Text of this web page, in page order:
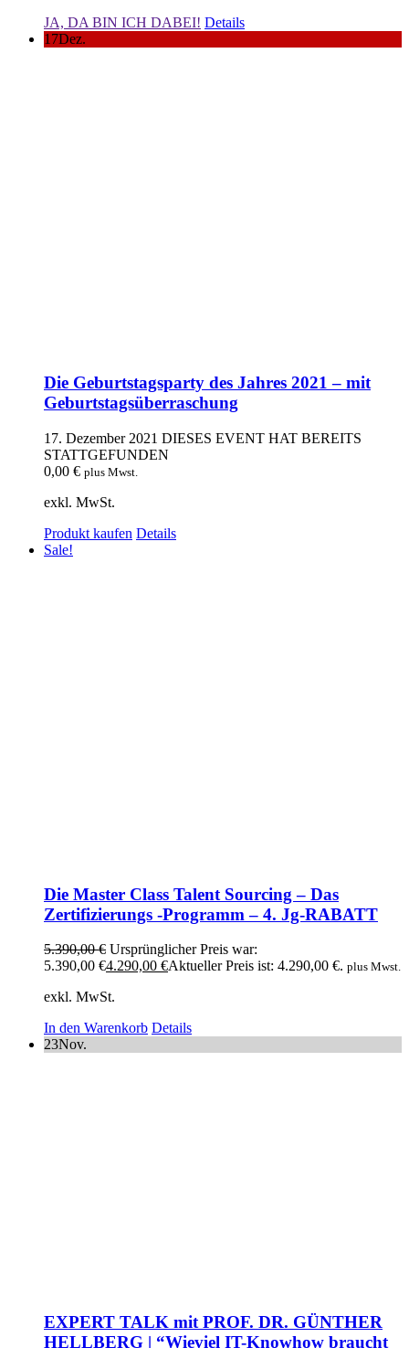
JA, DA BIN ICH DABEI! Details
17Dez.
Die Geburtstagsparty des Jahres 2021 – mit
Geburtstagsüberraschung
17. Dezember 2021 DIESES EVENT HAT BEREITS
STATTGEFUNDEN
0,00 € plus Mwst.
exkl. MwSt.
Produkt kaufen Details
Sale!
Die Master Class Talent Sourcing – Das
Zertifizierungs -Programm – 4. Jg-RABATT
5.390,00€ Ursprünglicher Preis war:
5.390,00 €4.290,00 €Aktueller Preis ist: 4.290,00 €. plus Mwst.
exkl. MwSt.
In den Warenkorb Details
23Nov.
EXPERT TALK mit PROF. DR. GÜNTHER
HELLBERG | “Wieviel IT-Knowhow braucht